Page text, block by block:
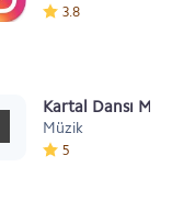
3.8
Kartal Dansı
Müzik
5